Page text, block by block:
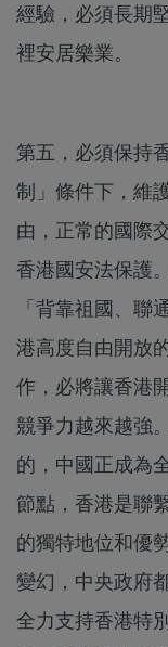
經驗，必須長期
裡安居樂業。
第五，必須保持
制」條件下，維
由，正常的國際
香港國安法保護
「背靠祖國、聯
港高度自由開放
作，必將讓香港
競爭力越來越強
的，中國正成為
節點，香港是聯
的獨特地位和優
變幻，中央政府
全力支持香港特